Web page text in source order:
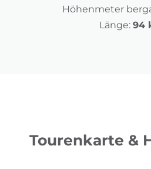
Höhenmeter
Länge: 94
Tourenkarte &